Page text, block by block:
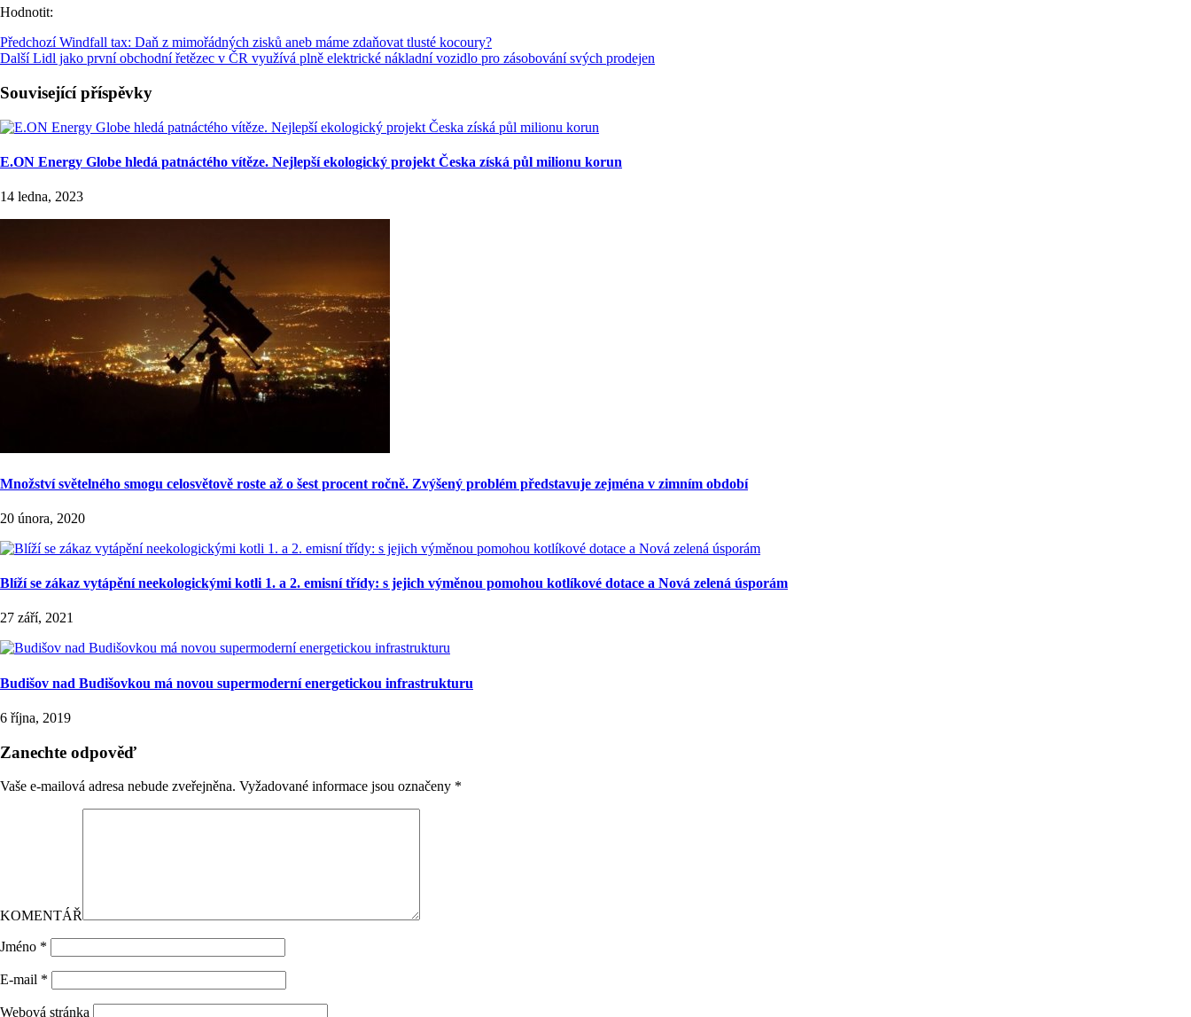
Hodnotit:
Předchozí Windfall tax: Daň z mimořádných zisků aneb máme zdaňovat tlusté kocoury?
Další Lidl jako první obchodní řetězec v ČR využívá plně elektrické nákladní vozidlo pro zásobování svých prodejen
Související příspěvky
E.ON Energy Globe hledá patnáctého vítěze. Nejlepší ekologický projekt Česka získá půl milionu korun
14 ledna, 2023
Množství světelného smogu celosvětově roste až o šest procent ročně. Zvýšený problém představuje zejména v zimním období
20 února, 2020
Blíží se zákaz vytápění neekologickými kotli 1. a 2. emisní třídy: s jejich výměnou pomohou kotlíkové dotace a Nová zelená úsporám
27 září, 2021
Budišov nad Budišovkou má novou supermoderní energetickou infrastrukturu
6 října, 2019
Zanechte odpověď
Vaše e-mailová adresa nebude zveřejněna. Vyžadované informace jsou označeny *
KOMENTÁŘ
Jméno *
E-mail *
Webová stránka